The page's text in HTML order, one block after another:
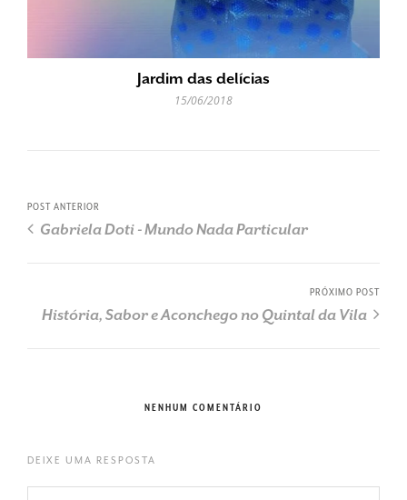
Jardim das delícias
15/06/2018
POST ANTERIOR
Gabriela Doti - Mundo Nada Particular
PRÓXIMO POST
História, Sabor e Aconchego no Quintal da Vila
NENHUM COMENTÁRIO
DEIXE UMA RESPOSTA